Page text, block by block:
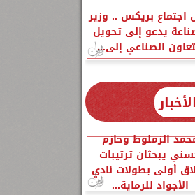
اجتماع بريكس .. وزير
يدعو إلى تحويل
الصناعي إلى...
الزملوط وحازم
يبحثان ترتيبات
أولى بطولات نادي
الأجواد للرماية...